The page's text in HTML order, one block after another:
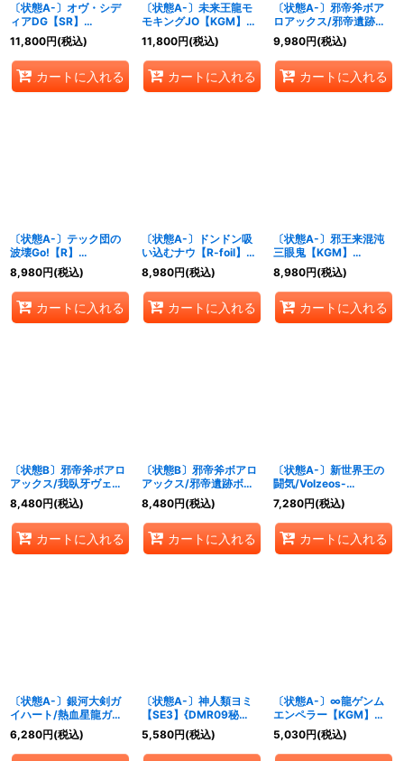
〔状態A-〕オヴ・シデ
ィアDG【SR】
{P119/Y16}《無》
11,800円(税込)
カートに入れる
〔状態A-〕未来王龍モ
モキングJO【KGM】
{RP201S/20}《多》
11,800円(税込)
カートに入れる
〔状態A-〕邪帝斧ボア
ロアックス/邪帝遺跡ボ
アロパゴス/我臥牙ヴェ
ロキボアロス【-】{(3枚
セット)DMX22-
b61a/???/62a???/63a
???}《超次元》
9,980円(税込)
カートに入れる
〔状態A-〕テック団の
波壊Go!【R】
{P46/Y18}《多》
8,980円(税込)
カートに入れる
〔状態A-〕ドンドン吸
い込むナウ【R-foil】
{P10/Y15}《水》
8,980円(税込)
カートに入れる
〔状態A-〕邪王来混沌
三眼鬼【KGM】
{RP212S/2}《火》
8,980円(税込)
カートに入れる
〔状態B〕邪帝斧ボアロ
アックス/我臥牙ヴェロ
キボアロス【-】
{DMX1816a/50/16b/5
0/16c/50}《超次元》
8,480円(税込)
カートに入れる
〔状態B〕邪帝斧ボアロ
アックス/邪帝遺跡ボア
ロパゴス/我臥牙ヴェロ
キボアロス【-】{(3枚セ
ット)DMX22-
b61a/???/62a???/63a
???}《超次元》
8,480円(税込)
カートに入れる
〔状態A-〕新世界王の
闘気/Volzeos-
Balamord【KGM】
{RP205S/20}《多》
7,280円(税込)
カートに入れる
〔状態A-〕銀河大剣ガ
イハート/熱血星龍ガイ
ギンガ【SE3】
{DMR13VV1b秘
3/VV1/VV1a/VV1/}
6,280円(税込)
〔状態A-〕神人類ヨミ
【SE3】{DMR09秘
V1c/秘V2}《無》
5,580円(税込)
〔状態A-〕∞龍ゲンム
エンペラー【KGM】
{EX14秘5/秘12}《多》
5,030円(税込)